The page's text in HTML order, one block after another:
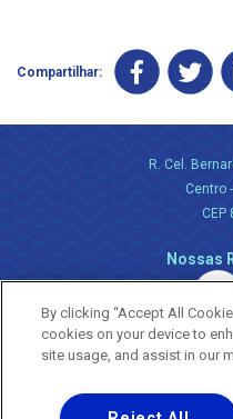
Compartilhar:
R. Cel.
Centro
CEP
Nossas
By clicking “Accept All
cookies on your device to
site usage, and assist in our